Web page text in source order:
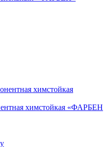
химстойкая «ФАРБЕН